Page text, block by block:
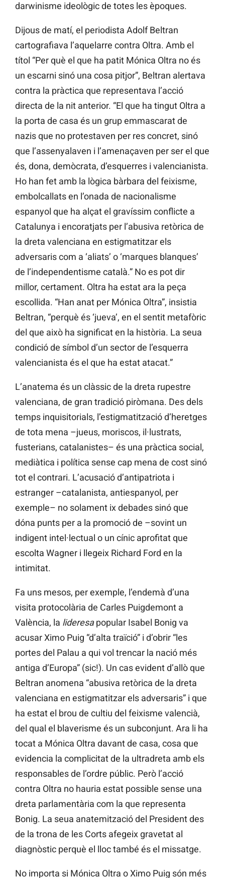
darwinisme ideològic de totes les èpoques.
Dijous de matí, el periodista Adolf Beltran
cartografiava l’aquelarre contra Oltra. Amb el
títol “Per què el que ha patit Mónica Oltra no és
un escarni sinó una cosa pitjor”, Beltran alertava
contra la pràctica que representava l’acció
directa de la nit anterior. “El que ha tingut Oltra a
la porta de casa és un grup emmascarat de
nazis que no protestaven per res concret, sinó
que l’assenyalaven i l’amenaçaven per ser el que
és, dona, demòcrata, d’esquerres i valencianista.
Ho han fet amb la lògica bàrbara del feixisme,
embolcallats en l’onada de nacionalisme
espanyol que ha alçat el gravíssim conflicte a
Catalunya i encoratjats per l’abusiva retòrica de
la dreta valenciana en estigmatitzar els
adversaris com a ‘aliats’ o ‘marques blanques’
de l’independentisme català.” No es pot dir
millor, certament. Oltra ha estat ara la peça
escollida. “Han anat per Mónica Oltra”, insistia
Beltran, “perquè és ‘jueva’, en el sentit metafòric
del que això ha significat en la història. La seua
condició de símbol d’un sector de l’esquerra
valencianista és el que ha estat atacat.”
L’anatema és un clàssic de la dreta rupestre
valenciana, de gran tradició piròmana. Des dels
temps inquisitorials, l’estigmatització d’heretges
de tota mena –jueus, moriscos, il·lustrats,
fusterians, catalanistes– és una pràctica social,
mediàtica i política sense cap mena de cost sinó
tot el contrari. L’acusació d’antipatriota i
estranger –catalanista, antiespanyol, per
exemple– no solament ix debades sinó que
dóna punts per a la promoció de –sovint un
indigent intel·lectual o un cínic aprofitat que
escolta Wagner i llegeix Richard Ford en la
intimitat.
Fa uns mesos, per exemple, l’endemà d’una
visita protocolària de Carles Puigdemont a
València, la lideresapopular Isabel Bonig va
acusar Ximo Puig “d’alta traïció” i d’obrir “les
portes del Palau a qui vol trencar la nació més
antiga d’Europa” (sic!). Un cas evident d’allò que
Beltran anomena “abusiva retòrica de la dreta
valenciana en estigmatitzar els adversaris” i que
ha estat el brou de cultiu del feixisme valencià,
del qual el blaverisme és un subconjunt. Ara li ha
tocat a Mónica Oltra davant de casa, cosa que
evidencia la complicitat de la ultradreta amb els
responsables de l’ordre públic. Però l’acció
contra Oltra no hauria estat possible sense una
dreta parlamentària com la que representa
Bonig. La seua anatemització del President des
de la trona de les Corts afegeix gravetat al
diagnòstic perquè el lloc també és el missatge.
No importa si Mónica Oltra o Ximo Puig són més